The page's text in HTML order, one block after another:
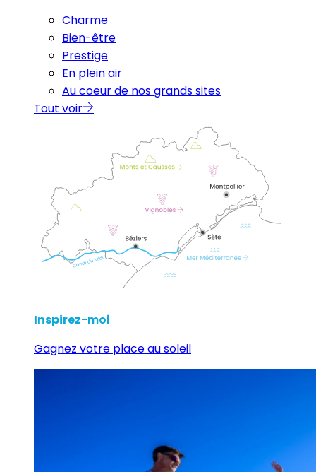
Charme
Bien-être
Prestige
En plein air
Au coeur de nos grands sites
Tout voir
Inspirez-moi
Gagnez votre place au soleil